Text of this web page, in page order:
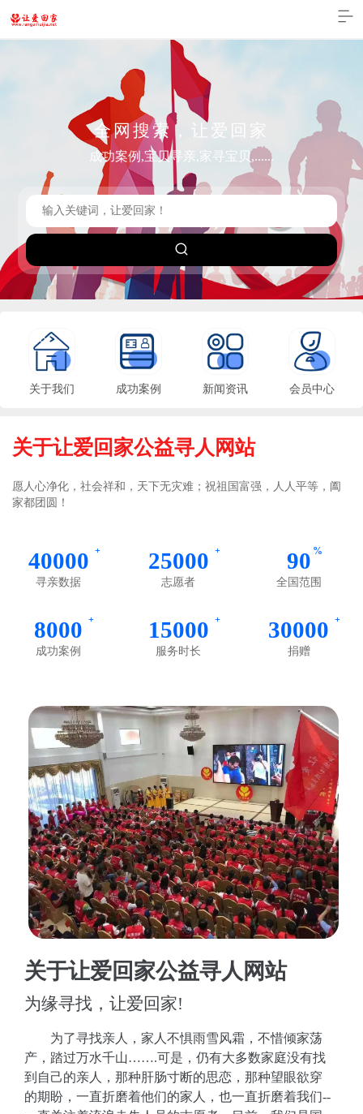
全网搜索，让爱回家
成功案例,宝贝寻亲,家寻宝贝,......
关于我们 成功案例 新闻资讯 会员中心
关于让爱回家公益寻人网站
愿人心净化，社会祥和，天下无灾难；祝祖国富强，人人平等，阖
家都团圆！
40000 +
寻亲数据
25000 +
志愿者
90 %
全国范围
8000 +
成功案例
15000 +
服务时长
30000 +
捐赠
关于让爱回家公益寻人网站
为缘寻找，让爱回家!
为了寻找亲人，家人不惧雨雪风霜，不惜倾家荡
产，踏过万水千山…….可是，仍有大多数家庭没有找
到自己的亲人，那种肝肠寸断的思恋，那种望眼欲穿
的期盼，一直折磨着他们的家人，也一直折磨着我们--